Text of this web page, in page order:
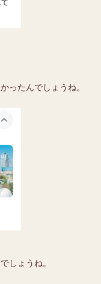
ったんでしょうね。
しょうね。